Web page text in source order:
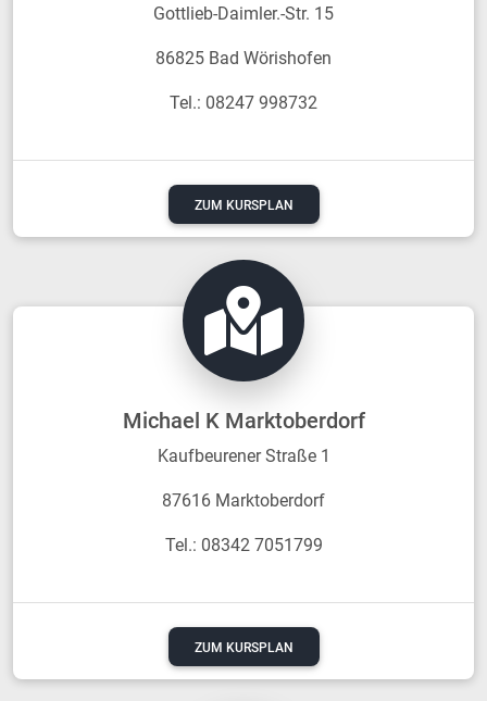
Gottlieb-Daimler.-Str. 15
86825 Bad Wörishofen
Tel.: 08247 998732
ZUM KURSPLAN
Michael K Marktoberdorf
Kaufbeurener Straße 1
87616 Marktoberdorf
Tel.: 08342 7051799
ZUM KURSPLAN